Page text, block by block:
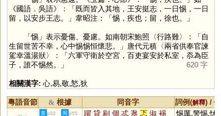
《國語．吳語》：「既而皆入其地，王安挺志，一日惕，一日
留，以安步王志。」韋昭注：「惕，疾也；留，徐也。」
「惕 」表示憂傷、憂慮。如南朝宋鮑照〈行路難〉：「自
生留世苦不幸，心中惕惕恒懷悲。」唐代元稹〈兩省供奉官諫
駕幸溫湯狀〉：「六軍守衛於空宮，百吏宴安於私室，忝為臣
子，誰不惕然。」
620 字
相關漢字: 心,易,敬,悐,狄
粵語音節 & 根據 同音字 詞例(解釋) /
黃 p32 周 p55 躍 貸 剔 倜 忒 逖 忑 俶 裼
惕厲,警惕,怵